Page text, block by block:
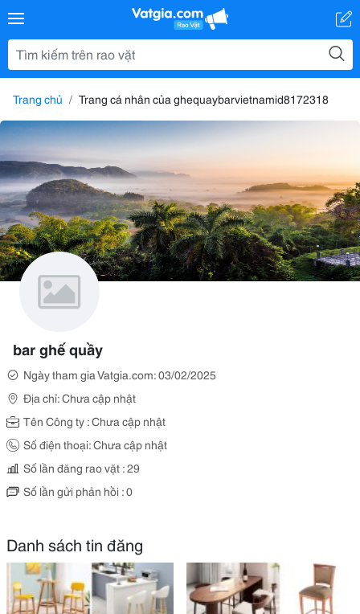
Trang chủ Trang cá nhân của ghequaybarvietnamid8172318
bar ghế quầy
Ngày tham gia Vatgia.com: 03/02/2025
Địa chỉ: Chưa cập nhật
Tên Công ty : Chưa cập nhật
Số điện thoại: Chưa cập nhật
Số lần đăng rao vặt : 29
Số lần gửi phản hồi : 0
Danh sách tin đăng